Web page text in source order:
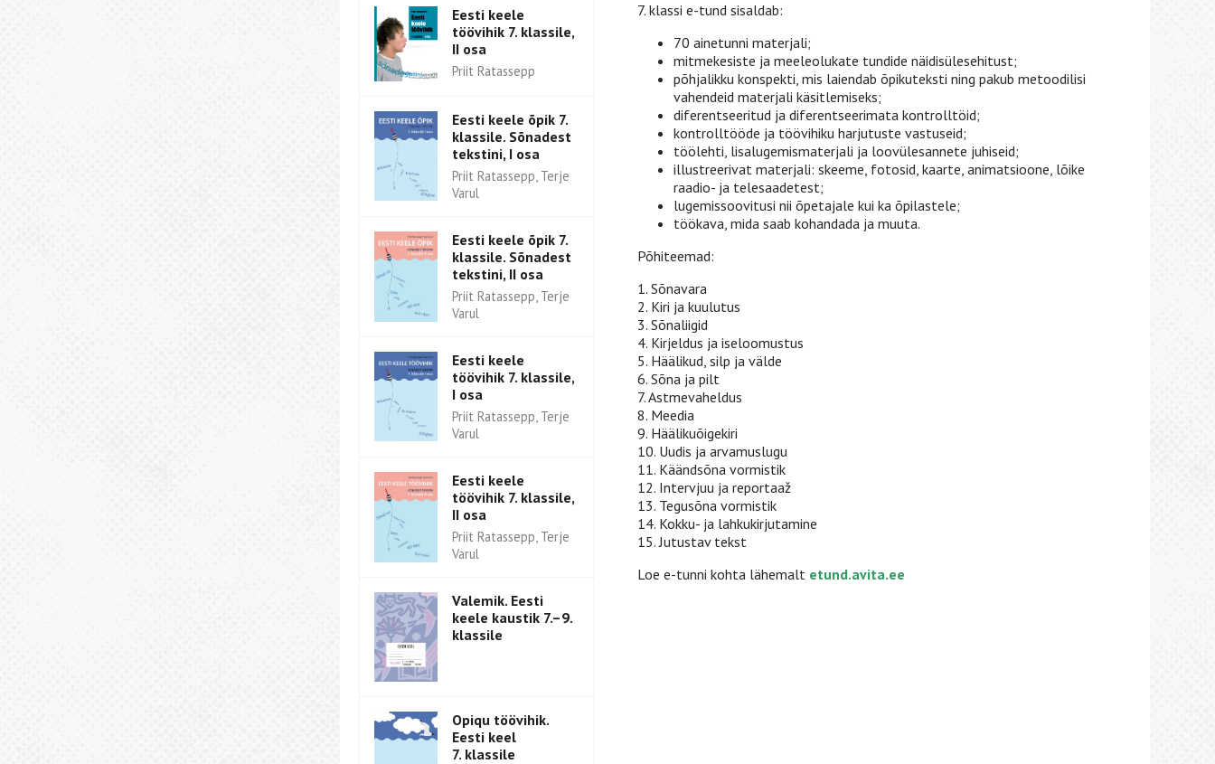
Eesti keele
töövihik 7. klassile,
II osa
Priit Ratassepp
Eesti keele õpik 7.
klassile. Sõnadest
tekstini, I osa
Priit Ratassepp, Terje
Varul
Eesti keele õpik 7.
klassile. Sõnadest
tekstini, II osa
Priit Ratassepp, Terje
Varul
Eesti keele
töövihik 7. klassile,
I osa
Priit Ratassepp, Terje
Varul
Eesti keele
töövihik 7. klassile,
II osa
Priit Ratassepp, Terje
Varul
Valemik. Eesti
keele kaustik 7.–9.
klassile
Opiqu töövihik.
Eesti keel
7. klassile
7. klassi e-tund sisaldab:
70 ainetunni materjali;
mitmekesiste ja meeleolukate tundide näidisülesehitust;
põhjalikku konspekti, mis laiendab õpikuteksti ning pakub metoodilisi
vahendeid materjali käsitlemiseks;
diferentseeritud ja diferentseerimata kontrolltöid;
kontrolltööde ja töövihiku harjutuste vastuseid;
töölehti, lisalugemismaterjali ja loovülesannete juhiseid;
illustreerivat materjali: skeeme, fotosid, kaarte, animatsioone, lõike
raadio- ja telesaadetest;
lugemissoovitusi nii õpetajale kui ka õpilastele;
töökava, mida saab kohandada ja muuta.
Põhiteemad:
1. Sõnavara
2. Kiri ja kuulutus
3. Sõnaliigid
4. Kirjeldus ja iseloomustus
5. Häälikud, silp ja välde
6. Sõna ja pilt
7. Astmevaheldus
8. Meedia
9. Häälikuõigekiri
10. Uudis ja arvamuslugu
11. Käändsõna vormistik
12. Intervjuu ja reportaaž
13. Tegusõna vormistik
14. Kokku- ja lahkukirjutamine
15. Jutustav tekst
Loe e-tunni kohta lähemalt etund.avita.ee